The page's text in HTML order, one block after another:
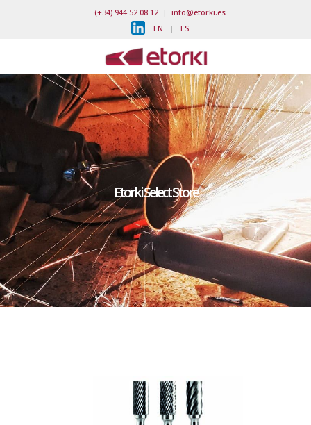
(+34) 944 52 08 12| info@etorki.es
EN | ES
Etorki Select Store